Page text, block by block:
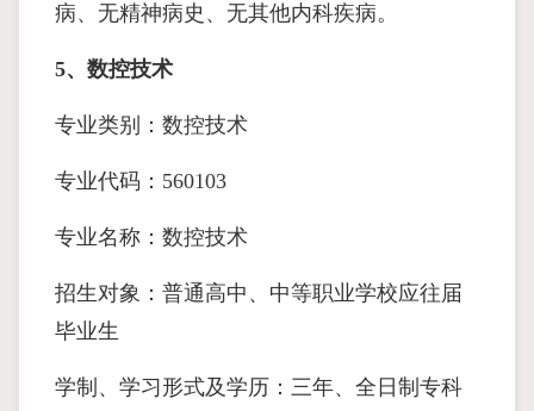
病、无精神病史、无其他内科疾病。
5、数控技术
专业类别：数控技术
专业代码：560103
专业名称：数控技术
招生对象：普通高中、中等职业学校应往届
毕业生
学制、学习形式及学历：三年、全日制专科